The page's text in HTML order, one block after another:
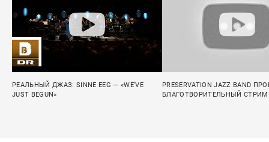
РЕАЛЬНЫЙ ДЖАЗ: SINNE EEG — «WE’VE
JUST BEGUN»
PRESERVATION JAZZ BAND
БЛАГОТВОРИТЕЛЬНЫЙ СТРИМ